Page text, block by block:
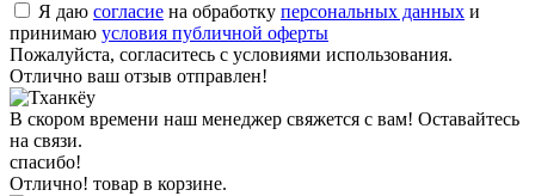
Я даю согласие на обработку персональных данных и
принимаю условия публичной оферты
Пожалуйста, согласитесь с условиями использования.
Отлично ваш отзыв отправлен!
В скором времени наш менеджер свяжется с вам! Оставайтесь
на связи.
спасибо!
Отлично! товар в корзине.